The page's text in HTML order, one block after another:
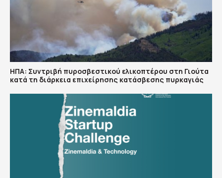
ΗΠΑ: Συντριβή πυροσβεστικού ελικοπτέρου στη Γιούτα
κατά τη διάρκεια επιχείρησης κατάσβεσης πυρκαγιάς